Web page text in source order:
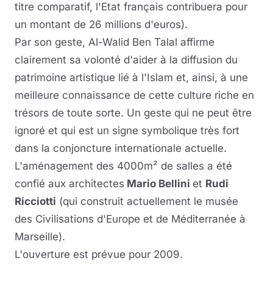
titre comparatif, l'Etat français contribuera pour
un montant de 26 millions d'euros).
Par son geste, Al-Walid Ben Talal affirme
clairement sa volonté d'aider à la diffusion du
patrimoine artistique lié à l'Islam et, ainsi, à une
meilleure connaissance de cette culture riche en
trésors de toute sorte. Un geste qui ne peut être
ignoré et qui est un signe symbolique très fort
dans la conjoncture internationale actuelle.
L'aménagement des 4000m² de salles a été
confié aux architectes Mario Bellini et Rudi
Ricciotti (qui construit actuellement le musée
des Civilisations d'Europe et de Méditerranée à
Marseille).
L'ouverture est prévue pour 2009.